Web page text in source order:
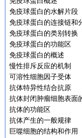
免疫球蛋白的水解片段
免疫球蛋白的连接链和
免疫球蛋白的类别转换
免疫球蛋白的功能区
免疫球蛋白的概述
慢性排斥反应的机制
可溶性细胞因子受体
抗体特异性结合抗原
抗体封闭肿瘤细胞表面
抗体的功能区
抗体产生的一般规律
巨噬细胞的结构和作用